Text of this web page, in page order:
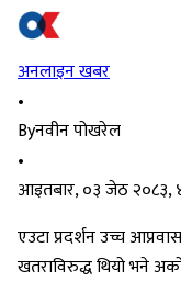
अनलाइन खबर
•
Byनवीन पोखरेल
•
आइतबार, ०३ जेठ २०८३,
एउटा प्रदर्शन उच्च
खतराविरुद्ध थियो भने